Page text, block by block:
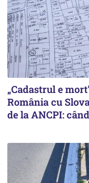
„Cadastrul e
România cu
de la ANCPI: